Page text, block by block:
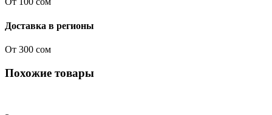
Доставка в регионы
От 300 сом
Похожие товары